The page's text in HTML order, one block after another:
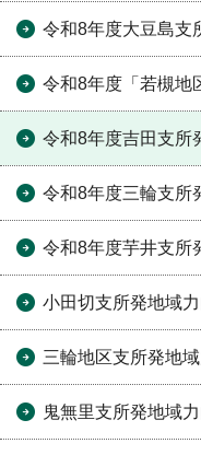
令和8年度大豆島支
令和8年度「若槻地
令和8年度吉田支所
令和8年度三輪支所
令和8年度芋井支所
小田切支所発地域
三輪地区支所発地
鬼無里支所発地域